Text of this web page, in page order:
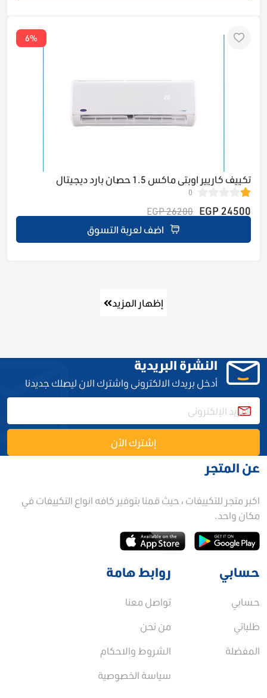
6%
تكييف كاريير اوبتى ماكس 1.5 حصان بارد ديجيتال
53KHCT12N-708
0
24500 EGP
26200 EGP
اضف لعربة التسوق
إظهار المزيد
النشرة البريدية
أدخل بريدك الالكترونى واشترك الان ليصلك جديدنا
إشترك الأن
عن المتجر
اكبر متجر للتكييفات ، حيث قمنا بتوفير كافه انواع التكييفات في
مكان واحد.
حسابي
حسابي
طلباتي
المفضلة
روابط هامة
تواصل معنا
من نحن
الشروط والاحكام
سياسة الخصوصية